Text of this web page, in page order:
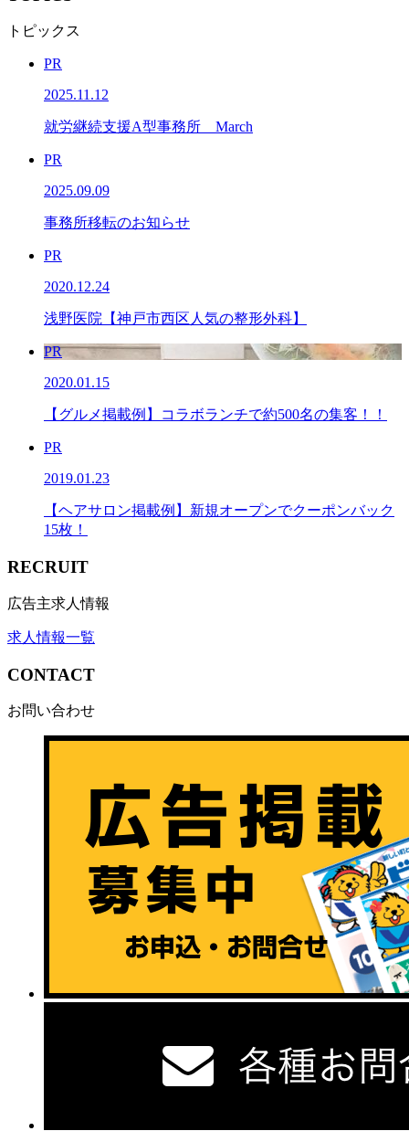
トピックス
PR
2025.11.12
就労継続支援A型事務所 March
PR
2025.09.09
事務所移転のお知らせ
PR
2020.12.24
浅野医院【神戸市西区人気の整形外科】
PR
2020.01.15
【グルメ掲載例】コラボランチで約500名の集客！！
PR
2019.01.23
【ヘアサロン掲載例】新規オープンでクーポンバック
15枚！
RECRUIT
広告主求人情報
求人情報一覧
CONTACT
お問い合わせ